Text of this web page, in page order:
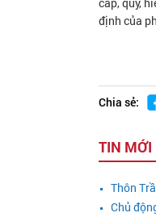
định của
Chia sẻ:
TIN MỚI
Thôn
Chủ